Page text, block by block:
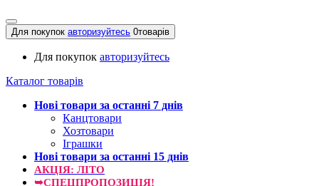
Для покупок авторизуйтесь 0товарів
Для покупок авторизуйтесь
Каталог товарів
Нові товари за останнi 7 днiв
Канцтовари
Хозтовари
Іграшки
Нові товари за останнi 15 днiв
АКЦІЯ: ЛІТО
➥СПЕЦПРОПОЗИЦІЯ!